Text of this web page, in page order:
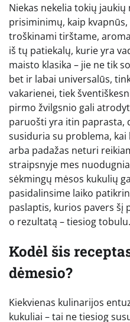
Niekas nekelia tokių
prisiminimų, kaip
troškinami tirštame,
iš tų patiekalų, kurie yra
maisto klasika – jie ne tik
bet ir labai universalūs,
vakarienei, tiek
pirmo žvilgsnio gali
paruošti yra itin paprasta,
susiduria su problema,
arba padažas neturi
straipsnyje mes
sėkmingų mėsos kukulių
pasidalinsime laiko
paslaptis, kurios pavers šį
o rezultatą – tiesiog tobulu.
Kodėl šis
dėmesio?
Kiekvienas kulinarijos
kukuliai – tai ne tiesiog